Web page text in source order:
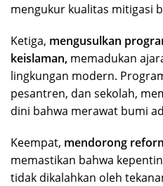
mengukur kualitas mitigasi
Ketiga, mengusulkan
keislaman, memadukan
lingkungan modern.
pesantren, dan sekolah,
dini bahwa merawat bumi
Keempat, mendorong
memastikan bahwa
tidak dikalahkan oleh